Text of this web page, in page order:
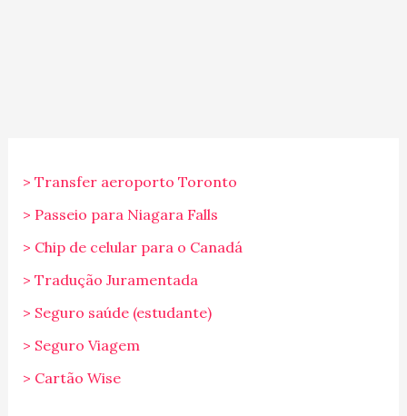
> Transfer aeroporto Toronto
> Passeio para Niagara Falls
> Chip de celular para o Canadá
> Tradução Juramentada
> Seguro saúde (estudante)
> Seguro Viagem
> Cartão Wise